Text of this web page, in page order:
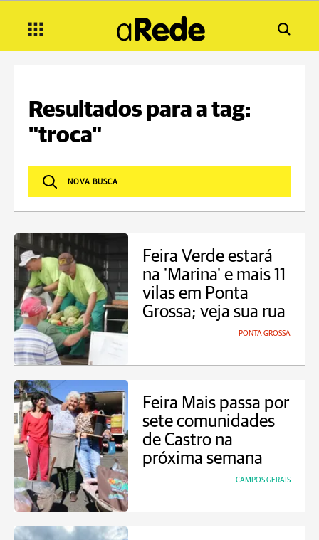
Resultados para a tag:
"troca"
Feira Verde estará
na 'Marina' e mais 11
vilas em Ponta
Grossa; veja sua rua
PONTA GROSSA
Feira Mais passa por
sete comunidades
de Castro na
próxima semana
CAMPOS GERAIS